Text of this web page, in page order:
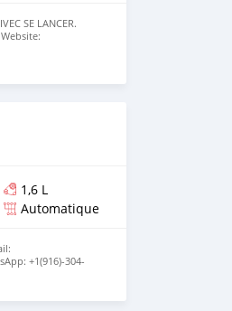
SE LANCER.
1,6 L
Automatique
+1(916)-304-